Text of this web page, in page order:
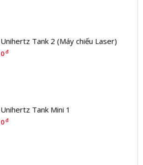
Unihertz Tank 2 (Máy chiếu Laser)
0đ
Unihertz Tank Mini 1
0đ